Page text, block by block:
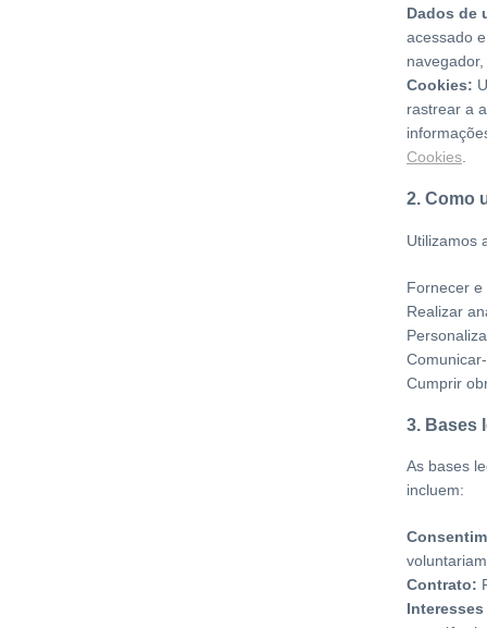
Dados de
acessado
Cookies:
rastrear a
Cookies
2. Como
Utilizamos
Fornecer e
Realizar
Cumprir
3. Bases
As bases
incluem:
Contrato: